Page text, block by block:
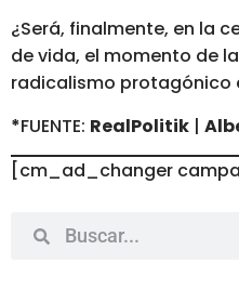
¿Será, finalmente, en la
de vida, el momento de
radicalismo protagónico
*FUENTE: RealPolitik |
[cm_ad_changer